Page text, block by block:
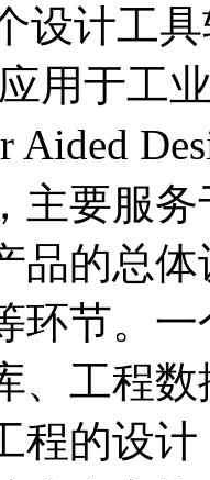
计工具
用于工
Aided
主要服
品的总
环节。
、工程
程的设